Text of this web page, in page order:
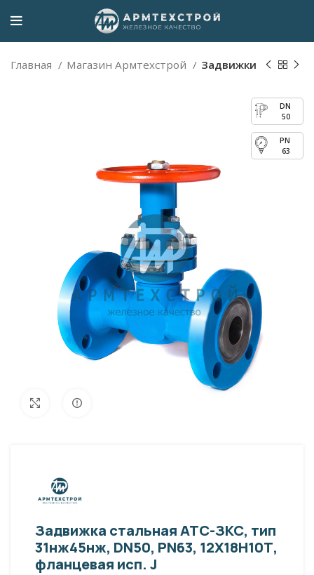
Главная Магазин Армтехстрой Задвижки
50
63
Увеличить
Задвижка стальная АТС-ЗКС, тип
31нж45нж, DN50, PN63, 12Х18Н10Т,
фланцевая исп. J